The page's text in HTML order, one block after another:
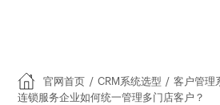
官网首页 / CRM系统选型 / 客户管理
连锁服务企业如何统一管理多门店客户？